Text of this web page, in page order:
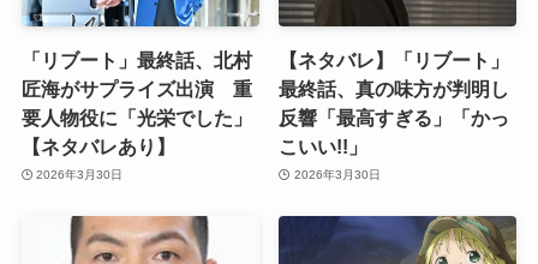
「リブート」最終話、北村
匠海がサプライズ出演 重
要人物役に「光栄でした」
【ネタバレあり】
2026年3月30日
【ネタバレ】「リブート」
最終話、真の味方が判明し
反響「最高すぎる」「かっ
こいい!!」
2026年3月30日